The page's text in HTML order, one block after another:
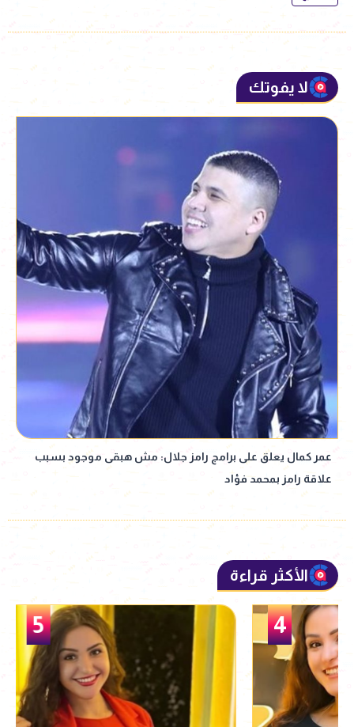
لا يفوتك
عمر كمال يعلق على برامج رامز جلال: مش هبقى موجود بسبب
علاقة رامز بمحمد فؤاد
الأكثر قراءة